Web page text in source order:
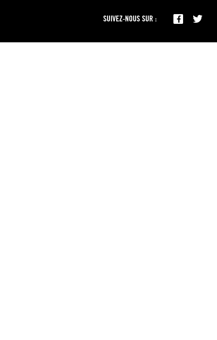
SUIVEZ-NOUS SUR :